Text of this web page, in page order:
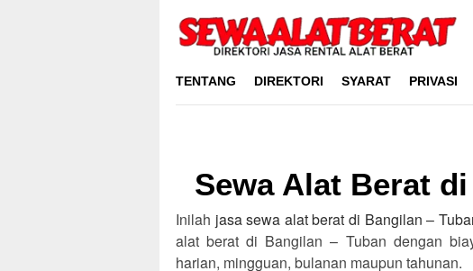
content
TENTANG DIREKTORI SYARAT PRIVASI
Sewa Alat Berat
Inilah jasa sewa alat berat di Bangilan –
alat berat di Bangilan – Tuban dengan
harian, mingguan, bulanan maupun tahunan.